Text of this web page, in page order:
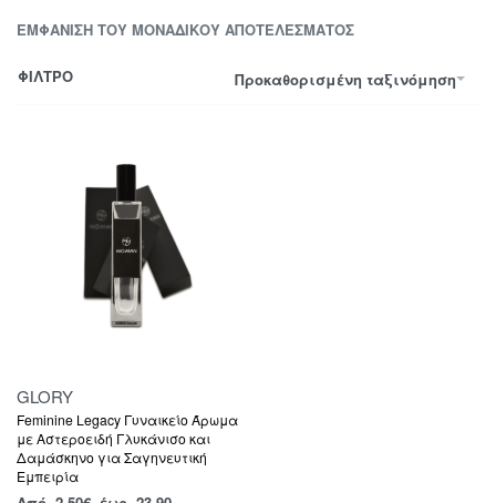
ΕΜΦΆΝΙΣΗ ΤΟΥ ΜΟΝΑΔΙΚΟΎ ΑΠΟΤΕΛΈΣΜΑΤΟΣ
Προκαθορισμένη ταξινόμηση
ΦΙΛΤΡΟ
GLORY
Feminine Legacy Γυναικείο Άρωμα
με Αστεροειδή Γλυκάνισο και
Δαμάσκηνο για Σαγηνευτική
Εμπειρία